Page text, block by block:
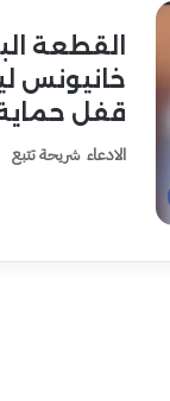
القطعة
خانيونس
قفل حماية
الادعاء شريحة تتبع